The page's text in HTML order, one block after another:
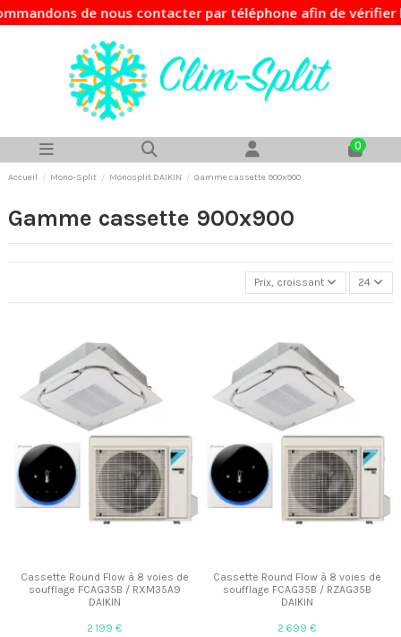
de nous contacter par téléphone afin de vérifier la
0
Accueil Mono-Split Monosplit DAIKIN Gamme cassette 900x900
Gamme cassette 900x900
Prix, croissant 24
Cassette Round Flow à 8 voies de
soufflage FCAG35B / RXM35A9
DAIKIN
2 199 €
Cassette Round Flow à 8 voies de
soufflage FCAG35B / RZAG35B
DAIKIN
2 699 €